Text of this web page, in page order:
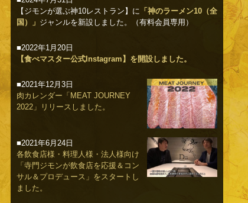
【ジモンが選ぶ神10レストラン】に 「神のラーメン10（全
国）」 ジャンルを新設しました。（有料会員専用）
■2022年1月20日
【食べマスター公式Instagram】を開設しました。
■2021年12月3日
肉カレンダー「MEAT JOURNEY
2022」リリースしました。
■2021年6月24日
各飲食店様・料理人様・法人様向け
「寺門ジモンが飲食店を応援＆コン
サル＆プロデュース」をスタートし
ました。